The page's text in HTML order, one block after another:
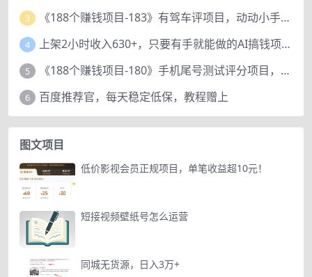
3 《188个赚钱项目-183》有驾车评项目，动动小手，复制粘贴赚44元！
4 上架2小时收入630+，只要有手就能做的AI搞钱项目，奶奶看完都能学会!
5 《188个赚钱项目-180》手机尾号测试评分项目，短视频直播日赚200+
6 百度推荐官，每天稳定低保，教程赠上
图文项目
低价影视会员正规项目，单笔收益超10元！
短接视频壁纸号怎么运营
同城无货源，日入3万+